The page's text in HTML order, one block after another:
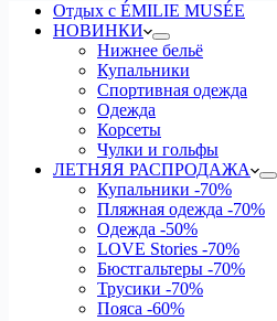
Отдых с ÉMILIE MUSÉE
НОВИНКИ
Нижнее бельё
Купальники
Спортивная одежда
Одежда
Корсеты
Чулки и гольфы
ЛЕТНЯЯ РАСПРОДАЖА
Купальники -70%
Пляжная одежда -70%
Одежда -50%
LOVE Stories -70%
Бюстгальтеры -70%
Трусики -70%
Пояса -60%